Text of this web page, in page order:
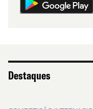
Destaques